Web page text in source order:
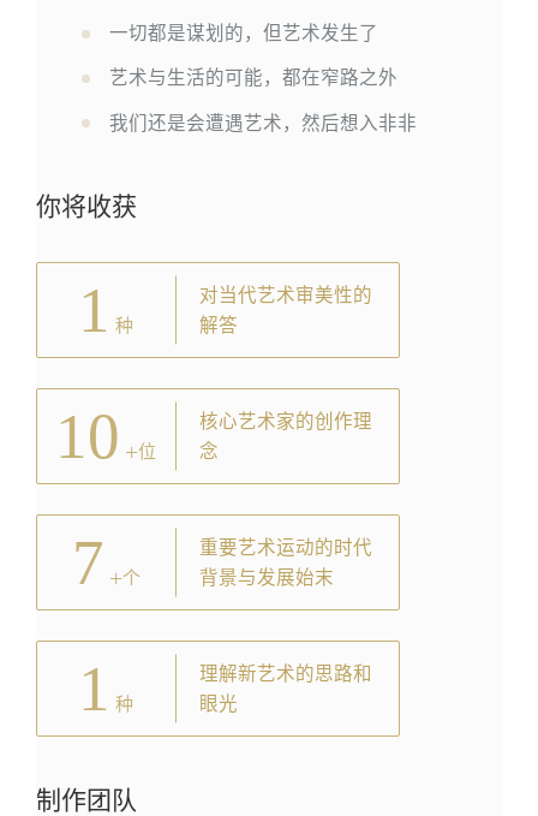
一切都是谋划的，但艺术发生了
艺术与生活的可能，都在窄路之外
我们还是会遭遇艺术，然后想入非非
你将收获
1 种
对当代艺术审美性的
解答
10 +位
核心艺术家的创作理
念
7 +个
重要艺术运动的时代
背景与发展始末
1 种
理解新艺术的思路和
眼光
制作团队